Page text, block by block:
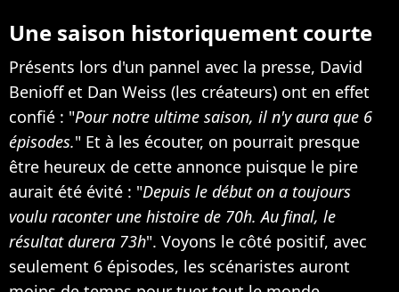
Une saison historiquement courte
Présents lors d'un pannel avec la presse, David
Benioff et Dan Weiss (les créateurs) ont en effet
confié : "Pour notre ultime saison, il n'y aura que 6
épisodes." Et à les écouter, on pourrait presque
être heureux de cette annonce puisque le pire
aurait été évité : "Depuis le début on a toujours
voulu raconter une histoire de 70h. Au final, le
résultat durera 73h". Voyons le côté positif, avec
seulement 6 épisodes, les scénaristes auront